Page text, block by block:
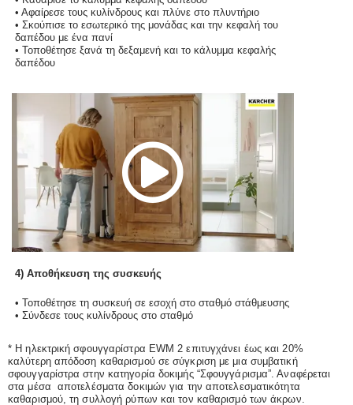
o
V
i
d
e
o
• Αφαίρεσε τους κυλίνδρους και πλύνε στο πλυντήριο
• Σκούπισε το εσωτερικό της μονάδας και την κεφαλή του
δαπέδου με ένα πανί
• Τοποθέτησε ξανά τη δεξαμενή και το κάλυμμα κεφαλής
δαπέδου
P
l
a
y
V
4) Αποθήκευση της συσκευής
• Τοποθέτησε τη συσκευή σε εσοχή στο σταθμό στάθμευσης
• Σύνδεσε τους κυλίνδρους στο σταθμό
* Η ηλεκτρική σφουγγαρίστρα EWM 2 επιτυγχάνει έως και 20%
καλύτερη απόδοση καθαρισμού σε σύγκριση με μια συμβατική
σφουγγαρίστρα στην κατηγορία δοκιμής “Σφουγγάρισμα”. Αναφέρεται
στα μέσα αποτελέσματα δοκιμών για την αποτελεσματικότητα
καθαρισμού, τη συλλογή ρύπων και τον καθαρισμό των άκρων.